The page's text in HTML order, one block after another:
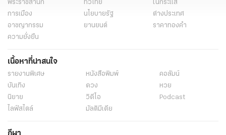
พระราชสำนัก ทั่วไทย
ในกระแส
การเมือง
นโยบายรัฐ
ต่างประเทศ
อาชญากรรม
ยานยนต์
ราคาทองคำ
ความยั่งยืน
เนื้อหาที่น่าสนใจ
รายงานพิเศษ หนังสือพิมพ์
คอลัมน์
บันเทิง
ดวง
หวย
นิยาย
วิดีโอ
Podcast
ไลฟ์สไตล์
มัลติมีเดีย
กีฬา